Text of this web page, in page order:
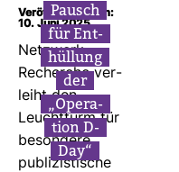
Pausch
für Ent­
hül­lung
der
„Ope­ra­
tion D-
Day“
Veröffentlicht am:
10. Juni 2025
Netz­werk
Recherche ver­
leiht den
Leucht­turm für
beson­dere
publi­zis­ti­sche